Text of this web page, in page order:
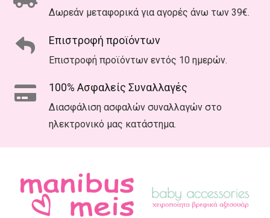
Δωρεάν μεταφορικά για αγορές άνω των 39€.
Επιστροφή προϊόντων
Επιστροφή προϊόντων εντός 10 ημερών.
100% Ασφαλείς Συναλλαγές
Διασφάλιση ασφαλών συναλλαγών στο
ηλεκτρονικό μας κατάστημα.